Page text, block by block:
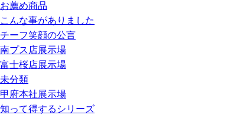
お薦め商品
こんな事がありました
チーフ笑顔の公言
南プス店展示場
富士桜店展示場
未分類
甲府本社展示場
知って得するシリーズ